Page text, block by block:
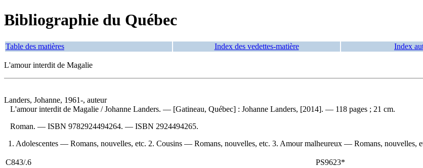
Bibliographie du Québec
Table des matières Index des vedettes-matière Index
L'amour interdit de Magalie
Landers, Johanne, 1961-, auteur
L'amour interdit de Magalie / Johanne Landers. — [Gatineau, Québec] : Johanne Landers, [2014]. — 118 pages ; 21 cm.
Roman. — ISBN 9782924494264. — ISBN 2924494265.
1. Adolescentes — Romans, nouvelles, etc. 2. Cousins — Romans, nouvelles, etc. 3. Amour malheureux — Romans, nouvelles,
C843/.6 PS9623*